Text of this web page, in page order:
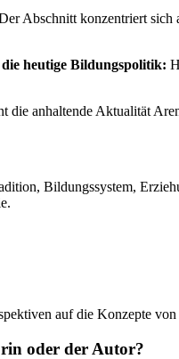
Abschnitt konzentriert sich
heutige Bildungspolitik:
die anhaltende Aktualität
Bildungssystem,
auf die Konzepte
oder der Autor?